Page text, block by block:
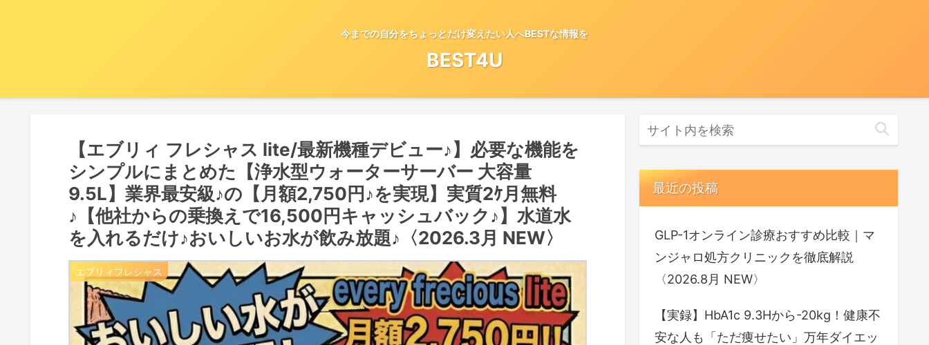
今までの自分をちょっとだけ変えたい人へBESTな情報を
BEST4U
【エブリィ フレシャス lite/最新機種デビュー♪】必要な機能を
シンプルにまとめた【浄水型ウォーターサーバー 大容量
9.5L】業界最安級♪の【月額2,750円♪を実現】実質2ｹ月無料
♪【他社からの乗換えで16,500円キャッシュバック♪】水道水
を入れるだけ♪おいしいお水が飲み放題♪〈2026.3月 NEW〉
エブリィフレシャス
最近の投稿
GLP-1オンライン診療おすすめ比較｜マ
ンジャロ処方クリニックを徹底解説
〈2026.8月 NEW〉
【実録】HbA1c 9.3Hから-20kg！健康不
安な人も「ただ痩せたい」万年ダイエッ